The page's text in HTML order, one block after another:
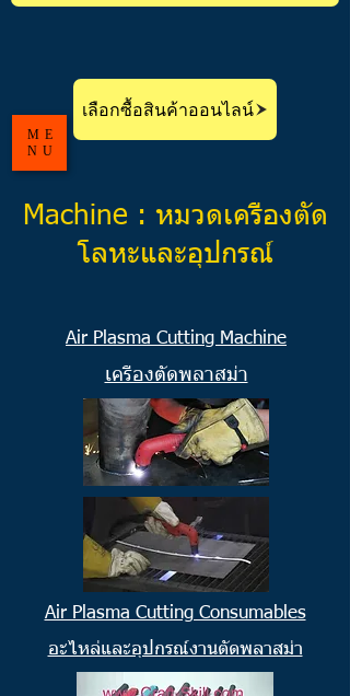
เลือกซื้อสินค้าออนไลน์
ME
NU
Machine : หมวดเครื่องตัด
โลหะและอุปกรณ์
Air Plasma Cutting Machine
เครื่องตัดพลาสม่า
Air Plasma Cutting Consumables
อะไหล่และอุปกรณ์งานตัดพลาสม่า